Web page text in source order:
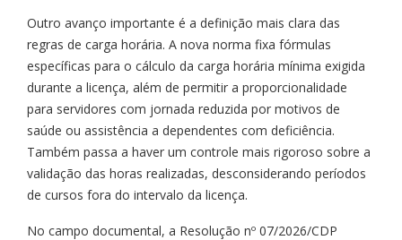
Outro avanço importante é a definição mais clara das
regras de carga horária. A nova norma fixa fórmulas
específicas para o cálculo da carga horária mínima exigida
durante a licença, além de permitir a proporcionalidade
para servidores com jornada reduzida por motivos de
saúde ou assistência a dependentes com deficiência.
Também passa a haver um controle mais rigoroso sobre a
validação das horas realizadas, desconsiderando períodos
de cursos fora do intervalo da licença.
No campo documental, a Resolução nº 07/2026/CDP